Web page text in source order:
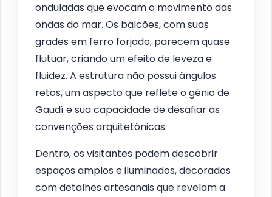
onduladas que evocam o movimento das
ondas do mar. Os balcões, com suas
grades em ferro forjado, parecem quase
flutuar, criando um efeito de leveza e
fluidez. A estrutura não possui ângulos
retos, um aspecto que reflete o gênio de
Gaudí e sua capacidade de desafiar as
convenções arquitetônicas.
Dentro, os visitantes podem descobrir
espaços amplos e iluminados, decorados
com detalhes artesanais que revelam a